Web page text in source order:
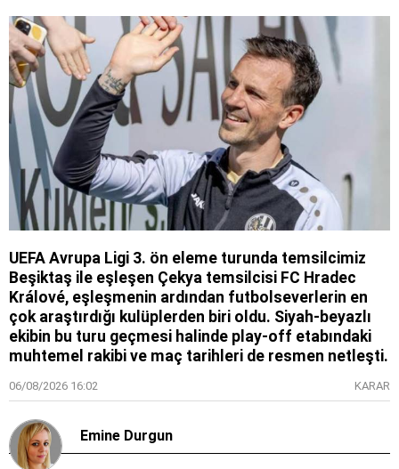
UEFA Avrupa Ligi 3. ön eleme turunda temsilcimiz
Beşiktaş ile eşleşen Çekya temsilcisi FC Hradec
Králové, eşleşmenin ardından futbolseverlerin en
çok araştırdığı kulüplerden biri oldu. Siyah-beyazlı
ekibin bu turu geçmesi halinde play-off etabındaki
muhtemel rakibi ve maç tarihleri de resmen netleşti.
06/08/2026 16:02 KARAR
Emine Durgun